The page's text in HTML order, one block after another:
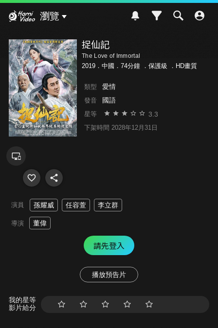
瀏覽
捉仙記
The Love of Immortal
2019．中國．74分鐘 ． 保護級 ．HD畫質
類型 愛情
發音 國語
星等 3.3
下架時間 2028年12月31日
演員 孫耀威 任容萱 李立群
導演 董偉
請先登入
播放預告片
我的星等
影片給分